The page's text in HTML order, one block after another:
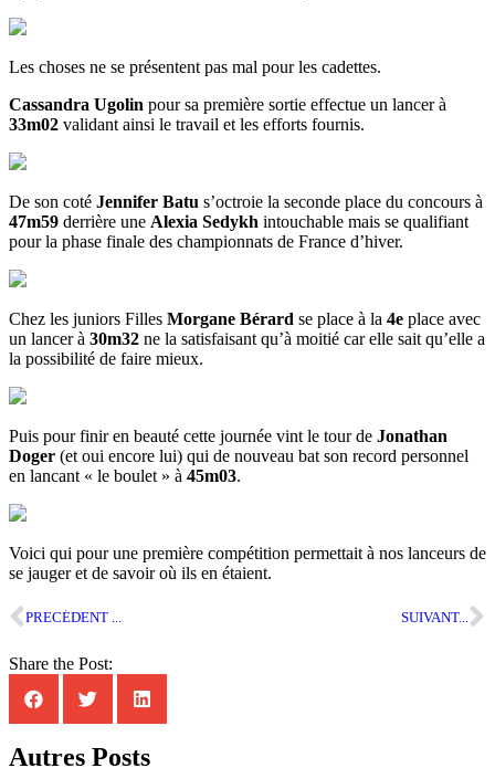
Les choses ne se présentent pas mal pour les cadettes.
Cassandra Ugolin pour sa première sortie effectue un lancer à
33m02 validant ainsi le travail et les efforts fournis.
De son coté Jennifer Batu s’octroie la seconde place du concours à
47m59 derrière une Alexia Sedykh intouchable mais se qualifiant
pour la phase finale des championnats de France d’hiver.
Chez les juniors Filles Morgane Bérard se place à la 4e place avec
un lancer à 30m32 ne la satisfaisant qu’à moitié car elle sait qu’elle a
la possibilité de faire mieux.
Puis pour finir en beauté cette journée vint le tour de Jonathan
Doger (et oui encore lui) qui de nouveau bat son record personnel
en lancant « le boulet » à 45m03.
Voici qui pour une première compétition permettait à nos lanceurs de
se jauger et de savoir où ils en étaient.
PRECÉDENT ... SUIVANT...
Share the Post:
Autres Posts